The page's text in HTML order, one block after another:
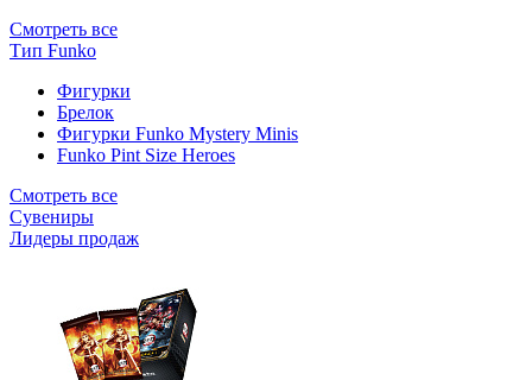
Смотреть все
Тип Funko
Фигурки
Брелок
Фигурки Funko Mystery Minis
Funko Pint Size Heroes
Смотреть все
Сувениры
Лидеры продаж